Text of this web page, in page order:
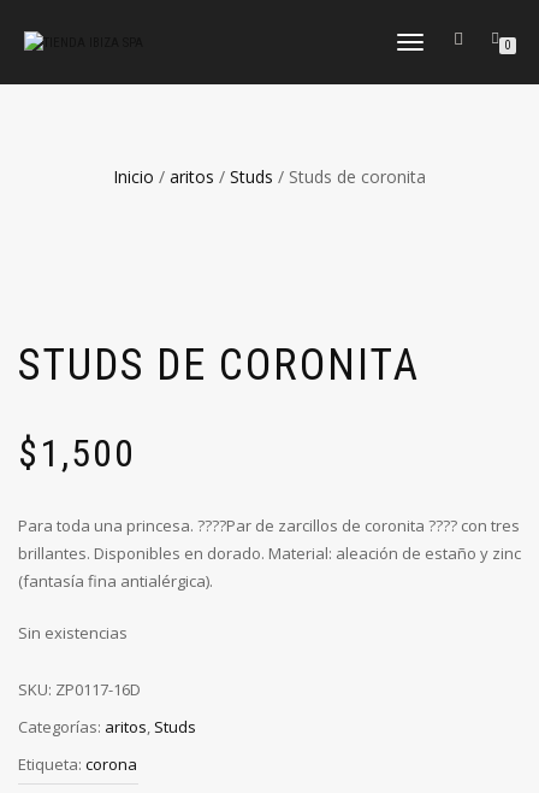
CAMBIAR
0
Inicio / aritos / Studs / Studs de coronita
STUDS DE CORONITA
$1,500
Para toda una princesa. ????Par de zarcillos de coronita ???? con tres
brillantes. Disponibles en dorado. Material: aleación de estaño y zinc
(fantasía fina antialérgica).
Sin existencias
SKU: ZP0117-16D
Categorías: aritos, Studs
Etiqueta: corona